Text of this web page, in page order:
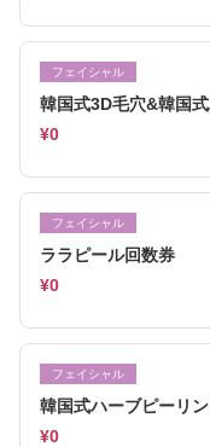
フェイシャル
韓国式3D毛穴&韓国
¥0
フェイシャル
ララピール回数券
¥0
フェイシャル
韓国式ハーブピーリ
¥0